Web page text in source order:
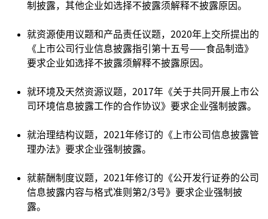
制披露，其他企业如选择不披露须解释不披露原因。
就资源使用议题和产品责任议题，2020年上交所提出的
《上市公司行业信息披露指引第十五号——食品制造》
要求企业如选择不披露须解释不披露原因。
就环境及天然资源议题，2017年《关于共同开展上市公
司环境信息披露工作的合作协议》要求企业强制披露。
就治理结构议题，2021年修订的《上市公司信息披露管
理办法》要求企业强制披露。
就薪酬制度议题，2021年修订的《公开发行证券的公司
信息披露内容与格式准则第2/3号》要求企业强制披
露。